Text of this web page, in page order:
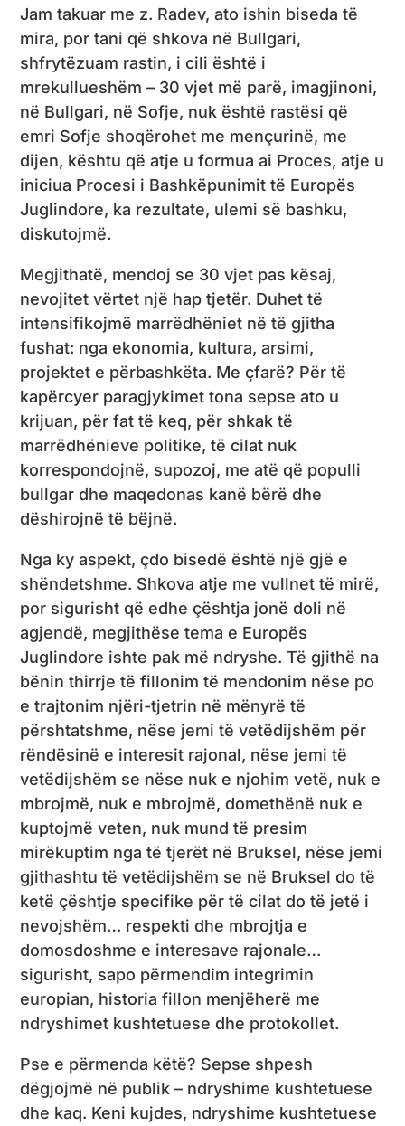
Jam takuar me z. Radev, ato ishin biseda të
mira, por tani që shkova në Bullgari,
shfrytëzuam rastin, i cili është i
mrekullueshëm – 30 vjet më parë, imagjinoni,
në Bullgari, në Sofje, nuk është rastësi që
emri Sofje shoqërohet me mençurinë, me
dijen, kështu që atje u formua ai Proces, atje u
iniciua Procesi i Bashkëpunimit të Europës
Juglindore, ka rezultate, ulemi së bashku,
diskutojmë.
Megjithatë, mendoj se 30 vjet pas kësaj,
nevojitet vërtet një hap tjetër. Duhet të
intensifikojmë marrëdhëniet në të gjitha
fushat: nga ekonomia, kultura, arsimi,
projektet e përbashkëta. Me çfarë? Për të
kapërcyer paragjykimet tona sepse ato u
krijuan, për fat të keq, për shkak të
marrëdhënieve politike, të cilat nuk
korrespondojnë, supozoj, me atë që populli
bullgar dhe maqedonas kanë bërë dhe
dëshirojnë të bëjnë.
Nga ky aspekt, çdo bisedë është një gjë e
shëndetshme. Shkova atje me vullnet të mirë,
por sigurisht që edhe çështja jonë doli në
agjendë, megjithëse tema e Europës
Juglindore ishte pak më ndryshe. Të gjithë na
bënin thirrje të fillonim të mendonim nëse po
e trajtonim njëri-tjetrin në mënyrë të
përshtatshme, nëse jemi të vetëdijshëm për
rëndësinë e interesit rajonal, nëse jemi të
vetëdijshëm se nëse nuk e njohim vetë, nuk e
mbrojmë, nuk e mbrojmë, domethënë nuk e
kuptojmë veten, nuk mund të presim
mirëkuptim nga të tjerët në Bruksel, nëse jemi
gjithashtu të vetëdijshëm se në Bruksel do të
ketë çështje specifike për të cilat do të jetë i
nevojshëm… respekti dhe mbrojtja e
domosdoshme e interesave rajonale…
sigurisht, sapo përmendim integrimin
europian, historia fillon menjëherë me
ndryshimet kushtetuese dhe protokollet.
Pse e përmenda këtë? Sepse shpesh
dëgjojmë në publik – ndryshime kushtetuese
dhe kaq. Keni kujdes, ndryshime kushtetuese